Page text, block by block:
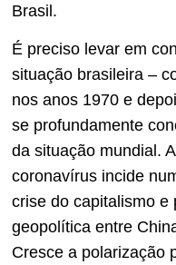
Brasil.
É preciso levar em
situação brasileira –
nos anos 1970 e
se profundamente
da situação mundial.
coronavírus incide
crise do capitalismo e
geopolítica entre
Cresce a polarização